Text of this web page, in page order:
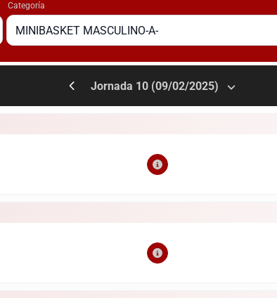
Categoría
MINIBASKET MASCULINO-A-
Jornada 10 (09/02/2025)